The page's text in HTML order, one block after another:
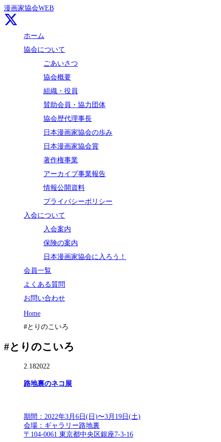
漫画家協会WEB
ホーム
協会について
ごあいさつ
協会概要
組織・役員
賛助会員・協力団体
協会歴代理事長
日本漫画家協会の歩み
日本漫画家協会賞
著作権事業
アーカイブ事業報告
情報公開資料
プライバシーポリシー
入会について
入会案内
保険の案内
日本漫画家協会に入ろう！
会員一覧
よくある質問
お問い合わせ
Home
#とりのこいろ
#とりのこいろ
2.182022
路地裏のネコ展
期間：2022年3月6日(日)〜3月19日(土)
会場：ギャラリー路地裏
〒104-0061 東京都中央区銀座7-3-16